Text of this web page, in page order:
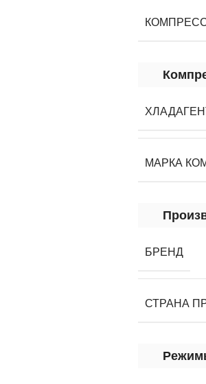
МАРКА
БРЕНД
СТРАНА